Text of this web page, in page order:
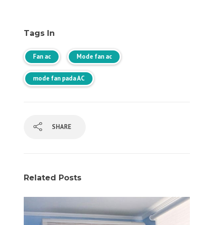
Tags In
Fan ac Mode fan ac
mode fan pada AC
SHARE
Related Posts